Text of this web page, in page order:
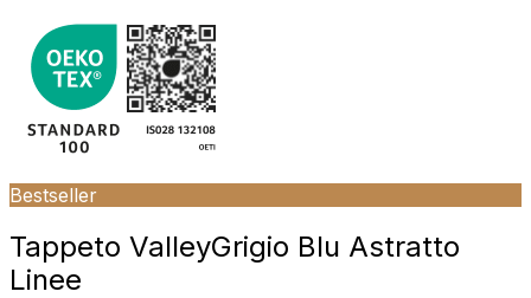
Bestseller
Tappeto ValleyGrigio Blu Astratto
Linee